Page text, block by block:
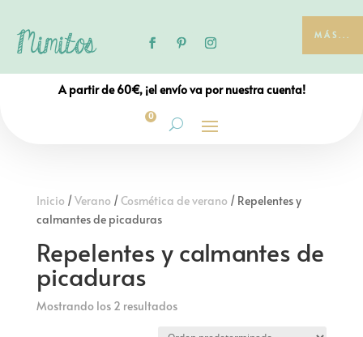
MÁS...
A partir de 60€, ¡el envío va por nuestra cuenta!
0
Inicio /Verano /Cosmética de verano / Repelentes y
calmantes de picaduras
Repelentes y calmantes de
picaduras
Mostrando los 2 resultados